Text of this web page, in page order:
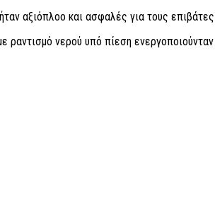
αξιόπλοο και ασφαλές για τους
ραντισμό νερού υπό πίεση